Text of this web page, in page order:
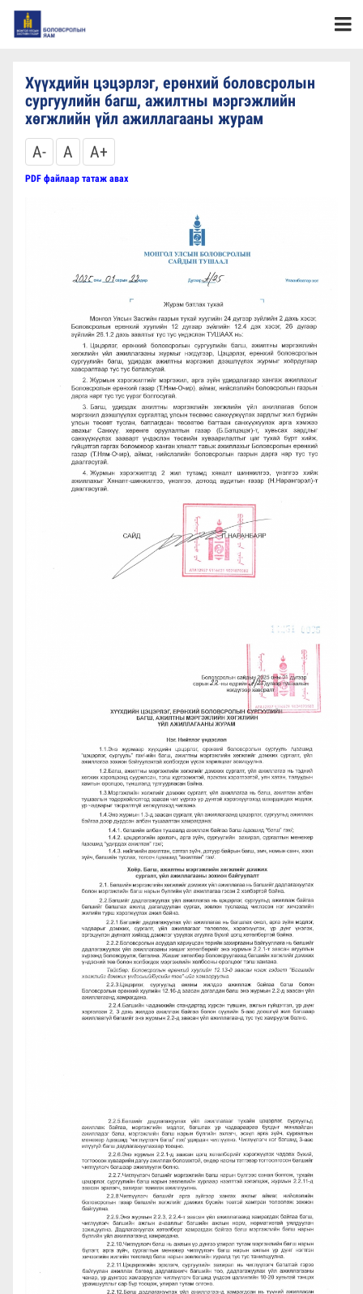
Хүүхдийн цэцэрлэг, ерөнхий боловсролын
сургуулийн багш, ажилтны мэргэжлийн
хөгжлийн үйл ажиллагааны журам
A-
A A+
PDF файлаар татаж авах